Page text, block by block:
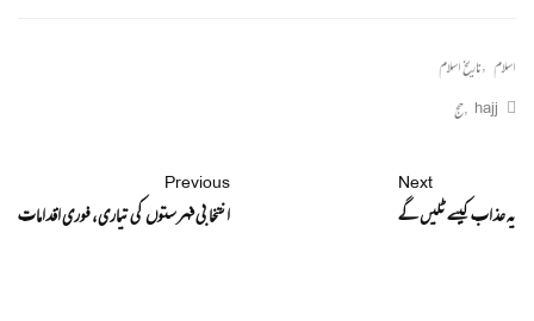
اسلام ,تاریخ اسلام
hajj
,حج
Previous
انتخابی فہرستوں کی تیاری، فوری اقدامات
Next
یہ عذاب کیسے ٹلیں گے